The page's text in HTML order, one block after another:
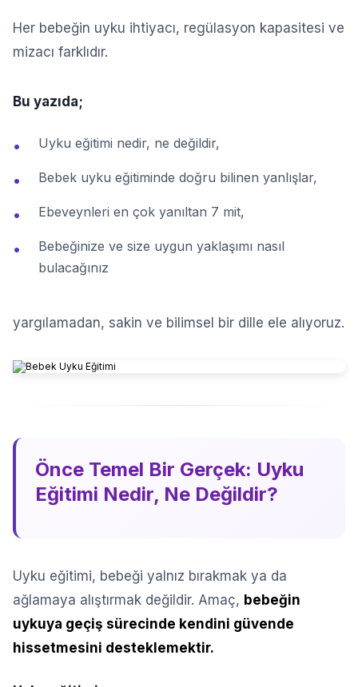
Her bebeğin uyku ihtiyacı, regülasyon kapasitesi ve
mizacı farklıdır.
Bu yazıda;
• Uyku eğitimi nedir, ne değildir,
• Bebek uyku eğitiminde doğru bilinen yanlışlar,
• Ebeveynleri en çok yanıltan 7 mit,
•
Bebeğinize ve size uygun yaklaşımı nasıl
bulacağınız
yargılamadan, sakin ve bilimsel bir dille ele alıyoruz.
Önce Temel Bir Gerçek: Uyku
Eğitimi Nedir, Ne Değildir?
Uyku eğitimi, bebeği yalnız bırakmak ya da
ağlamaya alıştırmak değildir. Amaç, bebeğin
uykuya geçiş sürecinde kendini güvende
hissetmesini desteklemektir.